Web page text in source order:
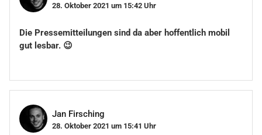
28. Oktober 2021 um 15:42 Uhr
Die Pressemitteilungen sind da aber hoffentlich mobil
gut lesbar. 😉
Jan Firsching
28. Oktober 2021 um 15:41 Uhr